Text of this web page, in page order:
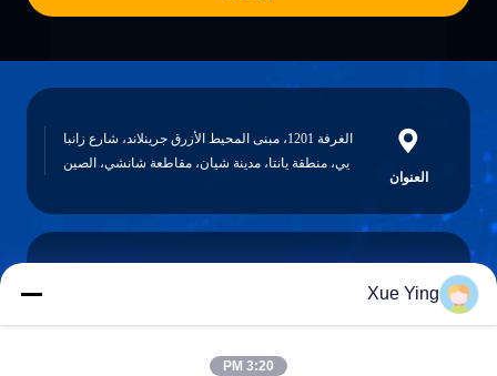
العنوان
الغرفة 1201، مبنى المحيط الأزرق جرينلاند، شارع زانبا
يي، منطقة يانتا، مدينة شيان، مقاطعة شانشي، الصين
E-mail
Xue Ying
3:20 PM